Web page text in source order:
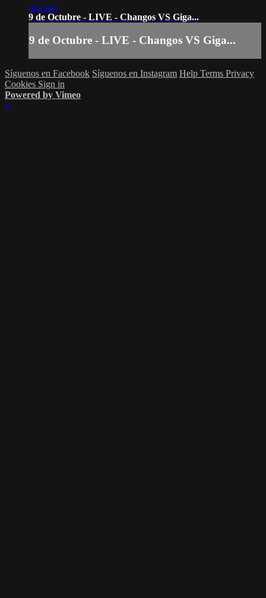
3:25:20
9 de Octubre - LIVE - Changos VS Giga...
9 de Octubre - LIVE - Changos VS Giga...
Síguenos en Facebook Síguenos en Instagram Help Terms Privacy
Cookies Sign in
Powered by Vimeo
×